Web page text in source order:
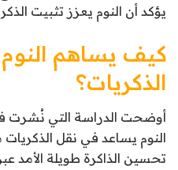
يؤكد أن النوم يعزز تثبيت
كيف يساهم
الذكريات؟
أوضحت الدراسة التي نُشرت
النوم يساعد في نقل الذكريات
تحسين الذاكرة طويلة الأمد